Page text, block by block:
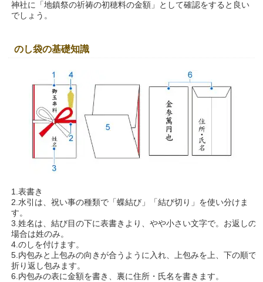
神社に「地鎮祭の祈祷の初穂料の金額」として確認をすると良い
でしょう。
のし袋の基礎知識
1.表書き
2.水引は、祝い事の種類で「蝶結び」「結び切り」を使い分けま
す。
3.姓名は、結び目の下に表書きより、やや小さい文字で。お返しの
場合は姓のみ。
4.のしを付けます。
5.内包みと上包みの向きが合うように入れ、上包みを上、下の順で
折り返し包みます。
6.内包みの表に金額を書き、裏に住所・氏名を書きます。